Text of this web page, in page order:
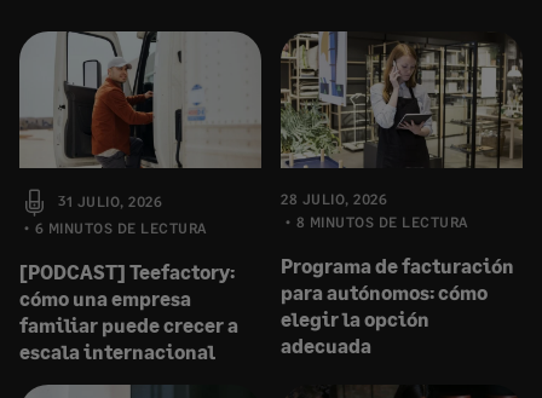
31 JULIO, 2026
6 MINUTOS DE LECTURA
[PODCAST] Teefactory:
cómo una empresa
familiar puede crecer a
escala internacional
28 JULIO, 2026
8 MINUTOS DE LECTURA
Programa de facturación
para autónomos: cómo
elegir la opción
adecuada